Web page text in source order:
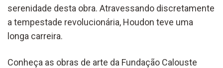
serenidade desta obra. Atravessando discretamente
a tempestade revolucionária, Houdon teve uma
longa carreira.
Conheça as obras de arte da Fundação Calouste